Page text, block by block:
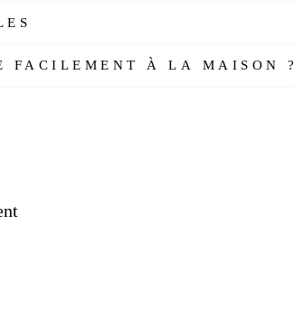
FACILEMENT À LA MAISON ?